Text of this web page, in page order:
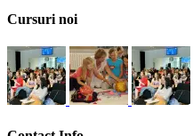
Toggle
Bar
Area
Cursuri noi